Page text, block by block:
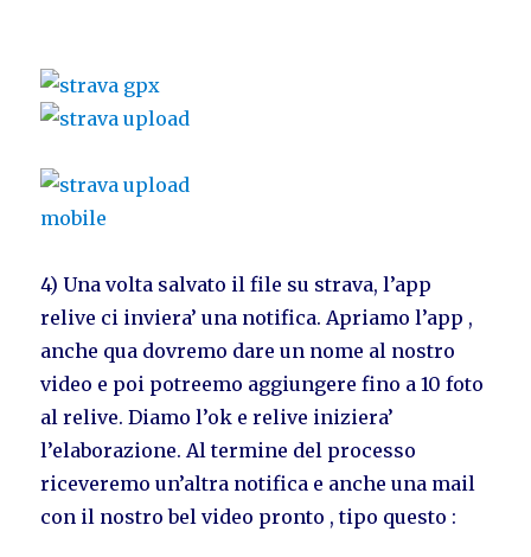
4) Una volta salvato il file su strava, l’app
relive ci inviera’ una notifica. Apriamo l’app ,
anche qua dovremo dare un nome al nostro
video e poi potreemo aggiungere fino a 10 foto
al relive. Diamo l’ok e relive iniziera’
l’elaborazione. Al termine del processo
riceveremo un’altra notifica e anche una mail
con il nostro bel video pronto , tipo questo :